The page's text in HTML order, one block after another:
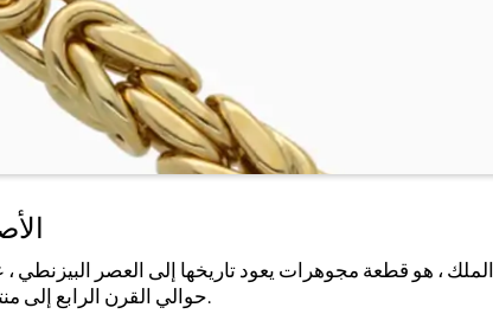
، هو قطعة مجوهرات يعود تاريخها إلى العصر البيزنطي
حوالي القرن الرابع إلى منتصف القرن 15 ، بوفرة من الذهب والأعمال الفنية الباهظة.